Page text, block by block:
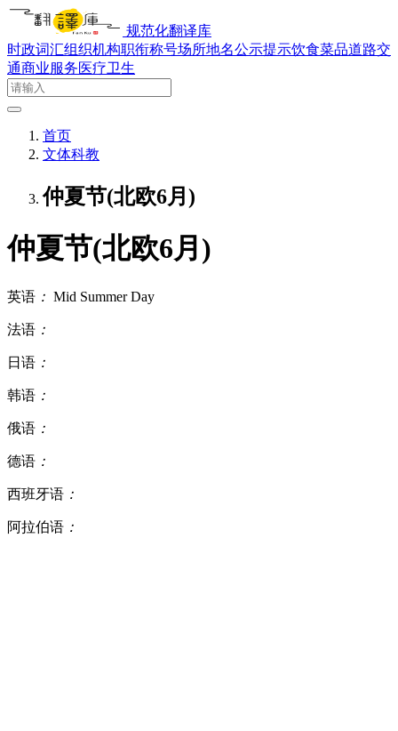
规范化翻译库
时政词汇组织机构职衔称号场所地名公示提示饮食菜品道路交
通商业服务医疗卫生
首页
文体科教
仲夏节(北欧6月)
仲夏节(北欧6月)
英语 ： Mid Summer Day
法语 ：
日语 ：
韩语 ：
俄语 ：
德语 ：
西班牙语 ：
阿拉伯语 ：